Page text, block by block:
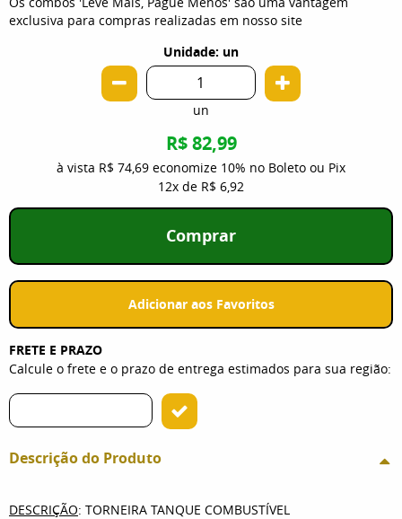
exclusiva para compras realizadas em nosso site
Unidade: un
un
R$ 82,99
à vista R$ 74,69 economize 10% no Boleto ou Pix
12x de R$ 6,92
Comprar
Adicionar aos Favoritos
FRETE E PRAZO
Calcule o frete e o prazo de entrega estimados para sua região:
Descrição do Produto
DESCRIÇÃO: TORNEIRA TANQUE COMBUSTÍVEL